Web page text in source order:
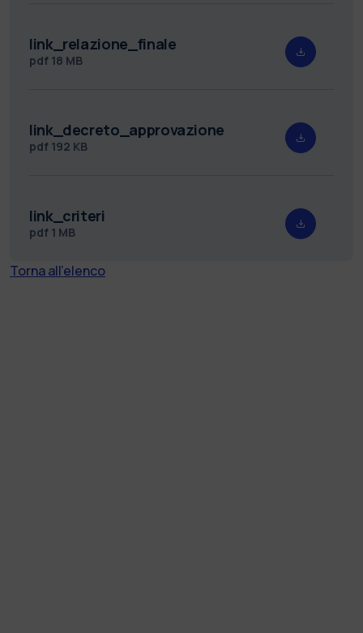
link_relazione_finale
pdf 18 MB
link_decreto_approvazione
pdf 192 KB
link_criteri
pdf 1 MB
Torna all'elenco